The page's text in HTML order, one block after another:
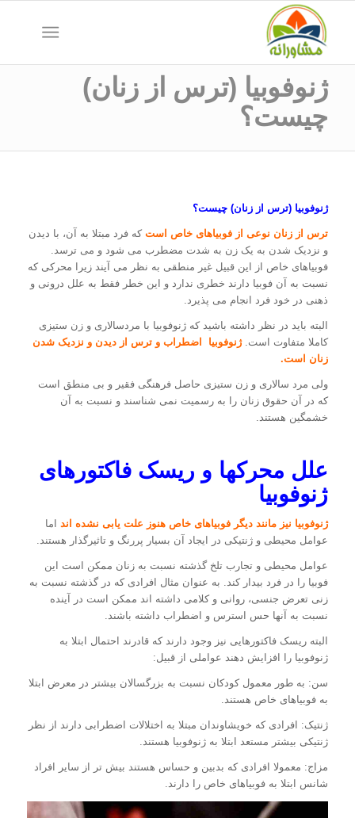
ژنوفوبیا (ترس از زنان)
چیست؟
ژنوفوبیا (ترس از زنان) چیست؟
ترس از زنان نوعی از فوبیاهای خاص استکه فرد مبتلا به آن، با دیدن
و نزدیک شدن به یک زن به شدت مضطرب می شود و می ترسد.
فوبیاهای خاص از این قبیل غیر منطقی به نظر می آیند زیرا محرکی که
نسبت به آن فوبیا دارند خطری ندارد و این خطر فقط به علل درونی و
ذهنی در خود فرد انجام می پذیرد.
البته باید در نظر داشته باشید که ژنوفوبیا با مردسالاری و زن ستیزی
کاملا متفاوت است.ژنوفوبیا اضطراب و ترس از دیدن و نزدیک شدن
زنان است.
ولی مرد سالاری و زن ستیزی حاصل فرهنگی فقیر و بی منطق است
که در آن حقوق زنان را به رسمیت نمی شناسند و نسبت به آن
خشمگین هستند.
علل محرکها و ریسک فاکتورهای
ژنوفوبیا
ژنوفوبیا نیز مانند دیگر فوبیاهای خاص هنوز علت یابی نشده اند
اما
عوامل محیطی و ژنتیکی در ایجاد آن بسیار پررنگ و تاثیرگذار هستند.
عوامل محیطی و تجارب تلخ گذشته نسبت به زنان ممکن است این
فوبیا را در فرد بیدار کند. به عنوان مثال افرادی که در گذشته نسبت به
زنی تعرض جنسی، روانی و کلامی داشته اند ممکن است در آینده
نسبت به آنها حس استرس و اضطراب داشته باشند.
البته ریسک فاکتورهایی نیز وجود دارند که قادرند احتمال ابتلا به
ژنوفوبیا را افزایش دهند عواملی از قبیل:
سن: به طور معمول کودکان نسبت به بزرگسالان بیشتر در معرض ابتلا
به فوبیاهای خاص هستند.
ژنتیک: افرادی که خویشاوندان مبتلا به اختلالات اضطرابی دارند از نظر
ژنتیکی بیشتر مستعد ابتلا به ژنوفوبیا هستند.
مزاج: معمولا افرادی که بدبین و حساس هستند بیش تر از سایر افراد
شانس ابتلا به فوبیاهای خاص را دارند.